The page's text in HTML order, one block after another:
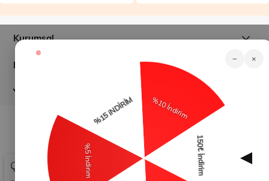
Kurumsal
Müşteri İlişkileri
Yardım
modamihram.com - Tüm Hakları Saklıdır.
Çerez Kullanımı
− ×